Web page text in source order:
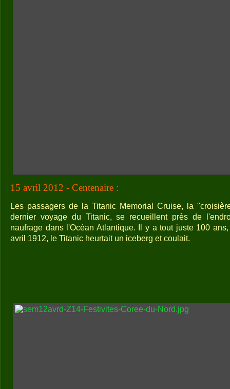
15 avril 2012 - Centenaire :
Les passagers de la Titanic Memorial Cruise, la
dernier voyage du Titanic, se recueillent près de
naufrage dans l'Océan Atlantique. Il y a tout juste 100
avril 1912, le Titanic heurtait un iceberg et coulait.